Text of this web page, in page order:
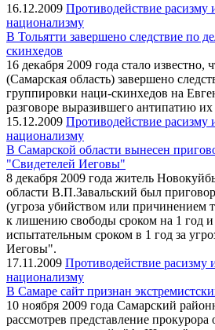
16.12.2009 Противодействие расизму
национализму
В Тольятти завершено следствие по
скинхедов
16 декабря 2009 года стало известно,
(Самарская область) завершено
группировки наци-скинхедов на
разговоре выразившего антипатию их
15.12.2009 Противодействие расизму
национализму
В Самарской области вынесен
"Свидетелей Иеговы"
8 декабря 2009 года житель
области В.П.Завальский был
(угроза убийством или причинением
к лишению свободы сроком на 1 год и
испытательным сроком в 1 год за
Иеговы".
17.11.2009 Противодействие расизму
национализму
В Самаре сайт признан
10 ноября 2009 года Самарский
рассмотрев представление прокурора